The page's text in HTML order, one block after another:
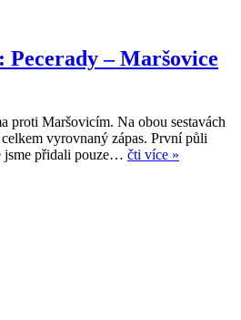
– Maršovice
proti Maršovicím. Na obou sestavách
vyrovnaný zápas. První půli
jsme přidali pouze… čti více »